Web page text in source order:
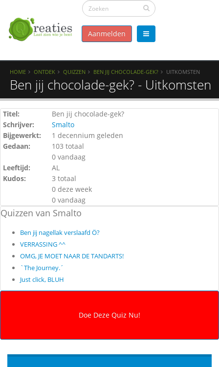
Aanmelden
HOME ONTDEK QUIZZEN BEN JIJ CHOCOLADE-GEK? UITKOMSTEN
Ben jij chocolade-gek? - Uitkomsten
Titel:
Ben jij chocolade-gek?
Schrijver:
Smalto
Bijgewerkt:
1 decennium geleden
Gedaan:
103 totaal
0 vandaag
Leeftijd:
AL
Kudos:
3 totaal
0 deze week
0 vandaag
Quizzen van Smalto
Ben jij nagellak verslaafd Ö?
VERRASSING ^^
OMG, JE MOET NAAR DE TANDARTS!
`The Journey.´
Just click, BLUH